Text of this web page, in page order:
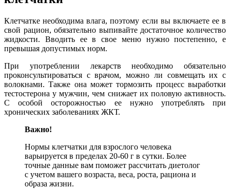
Клетчатке необходима влага, поэтому если вы включаете ее в
свой рацион, обязательно выпивайте достаточное количество
жидкости. Вводить ее в свое меню нужно постепенно, е
превышая допустимых норм.
При употреблении лекарств необходимо обязательно
проконсультироваться с врачом, можно ли совмещать их с
волокнами. Также она может тормозить процесс выработки
тестостерона у мужчин, чем снижает их половую активность.
С особой осторожностью ее нужно употреблять при
хронических заболеваниях ЖКТ.
Важно!
Нормы клетчатки для взрослого человека
варьируется в пределах 20-60 г в сутки. Более
точные данные вам поможет рассчитать диетолог
с учетом вашего возраста, веса, роста, рациона и
образа жизни.